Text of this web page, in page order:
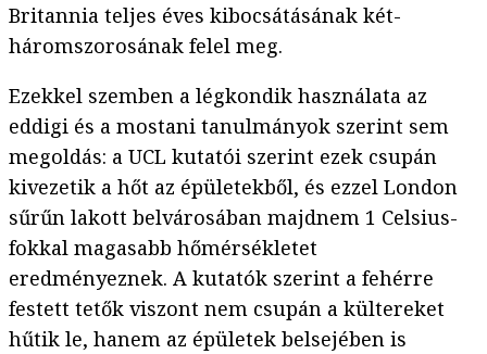
Britannia teljes éves kibocsátásának két-
háromszorosának felel meg.
Ezekkel szemben a légkondik használata az
eddigi és a mostani tanulmányok szerint sem
megoldás: a UCL kutatói szerint ezek csupán
kivezetik a hőt az épületekből, és ezzel London
sűrűn lakott belvárosában majdnem 1 Celsius-
fokkal magasabb hőmérsékletet
eredményeznek. A kutatók szerint a fehérre
festett tetők viszont nem csupán a kültereket
hűtik le, hanem az épületek belsejében is